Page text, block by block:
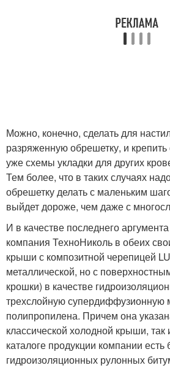
Можно, конечно, сделать для
разряженную обрешетку, и крепить
уже схемы укладки для других
Тем более, что в таких случаях
обрешетку делать с маленьким
выйдет дороже, чем даже с
И в качестве последнего
компания ТехноНиколь в обеих
крыши с композитной черепицей
металлической, но с
крошки) в качестве
трехслойную супердиффузионную
полипропилена. Причем она
классической холодной крыши,
каталоге продукции компании
гидроизоляционных рулонных